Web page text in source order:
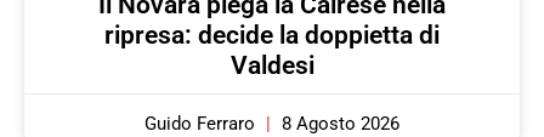
ripresa: decide la doppietta di
Valdesi
Guido Ferraro 8 Agosto 2026